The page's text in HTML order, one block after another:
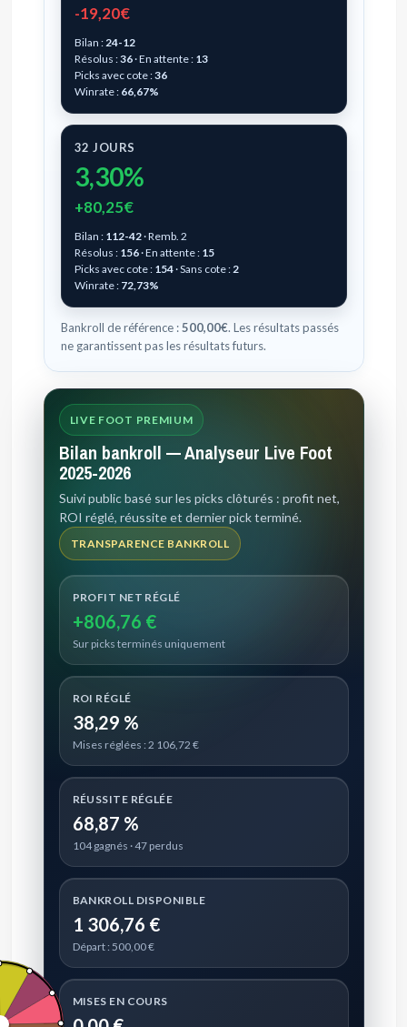
-19,20€
Bilan : 24-12
Résolus :36· En attente : 13
Picks avec cote :36
Winrate : 66,67%
32 JOURS
3,30%
+80,25€
Bilan : 112-42· Remb. 2
Résolus : 156· En attente : 15
Picks avec cote : 154· Sans cote : 2
Winrate : 72,73%
Bankroll de référence :500,00€. Les résultats passés
ne garantissent pas les résultats futurs.
LIVE FOOT PREMIUM
Bilan bankroll — Analyseur Live Foot
2025-2026
Suivi public basé sur les picks clôturés : profit net,
ROI réglé, réussite et dernier pick terminé.
TRANSPARENCE BANKROLL
PROFIT NET RÉGLÉ
+806,76 €
Sur picks terminés uniquement
ROI RÉGLÉ
38,29 %
Mises réglées : 2 106,72 €
RÉUSSITE RÉGLÉE
68,87 %
104 gagnés · 47 perdus
BANKROLL DISPONIBLE
1 306,76 €
Départ : 500,00 €
MISES EN COURS